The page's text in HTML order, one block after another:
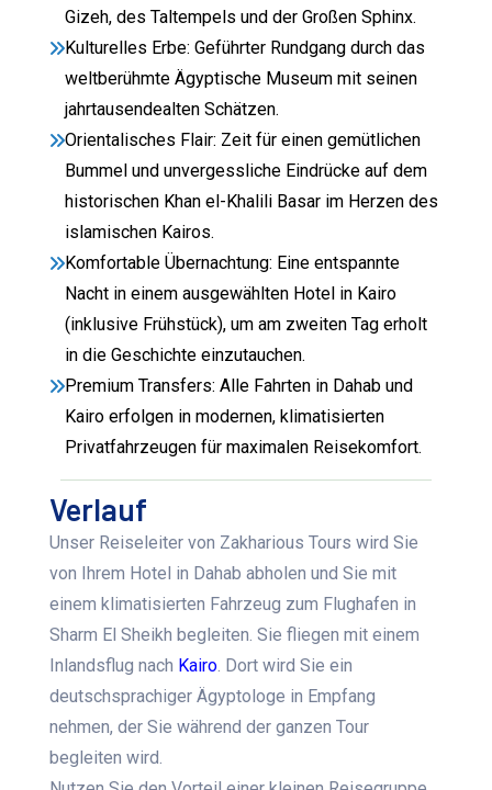
Gizeh, des Taltempels und der Großen Sphinx.
Kulturelles Erbe: Geführter Rundgang durch das
weltberühmte Ägyptische Museum mit seinen
jahrtausendealten Schätzen.
Orientalisches Flair: Zeit für einen gemütlichen
Bummel und unvergessliche Eindrücke auf dem
historischen Khan el-Khalili Basar im Herzen des
islamischen Kairos.
Komfortable Übernachtung: Eine entspannte
Nacht in einem ausgewählten Hotel in Kairo
(inklusive Frühstück), um am zweiten Tag erholt
in die Geschichte einzutauchen.
Premium Transfers: Alle Fahrten in Dahab und
Kairo erfolgen in modernen, klimatisierten
Privatfahrzeugen für maximalen Reisekomfort.
Verlauf
Unser Reiseleiter von Zakharious Tours wird Sie
von Ihrem Hotel in Dahab abholen und Sie mit
einem klimatisierten Fahrzeug zum Flughafen in
Sharm El Sheikh begleiten. Sie fliegen mit einem
Inlandsflug nach Kairo . Dort wird Sie ein
deutschsprachiger Ägyptologe in Empfang
nehmen, der Sie während der ganzen Tour
begleiten wird.